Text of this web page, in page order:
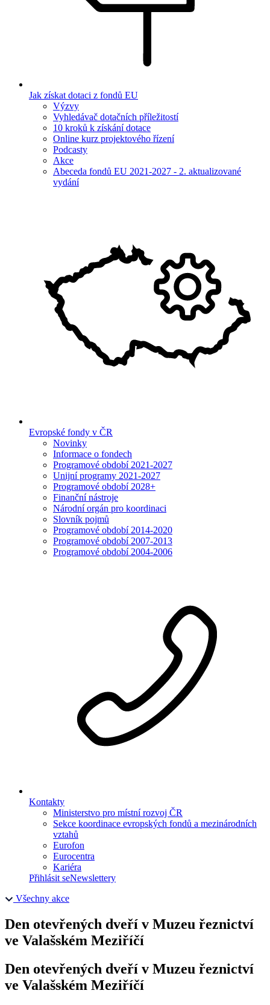
Jak získat dotaci z fondů EU
Výzvy
Vyhledávač dotačních příležitostí
10 kroků k získání dotace
Online kurz projektového řízení
Podcasty
Akce
Abeceda fondů EU 2021-2027 - 2. aktualizované
vydání
Evropské fondy v ČR
Novinky
Informace o fondech
Programové období 2021-2027
Unijní programy 2021-2027
Programové období 2028+
Finanční nástroje
Národní orgán pro koordinaci
Slovník pojmů
Programové období 2014-2020
Programové období 2007-2013
Programové období 2004-2006
Kontakty
Ministerstvo pro místní rozvoj ČR
Sekce koordinace evropských fondů a mezinárodních
vztahů
Eurofon
Eurocentra
Kariéra
Přihlásit seNewslettery
Všechny akce
Den otevřených dveří v Muzeu řeznictví
ve Valašském Meziříčí
Den otevřených dveří v Muzeu řeznictví
ve Valašském Meziříčí